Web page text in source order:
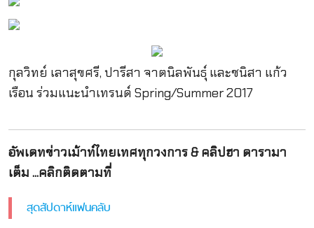
กุลวิทย์ เลาสุขศรี, ปารีสา จาตนิลพันธุ์ และชนิสา แก้ว
เรือน ร่วมแนะนำเทรนด์ Spring/Summer 2017
อัพเดทข่าวเม้าท์ไทยเทศทุกวงการ & คลิปฮา ดารามา
เต็ม ...คลิกติดตามที่
สุดสัปดาห์แฟนคลับ